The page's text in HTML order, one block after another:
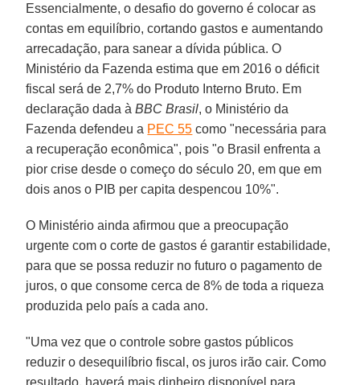
Essencialmente, o desafio do governo é colocar as
contas em equilíbrio, cortando gastos e aumentando
arrecadação, para sanear a dívida pública. O
Ministério da Fazenda estima que em 2016 o déficit
fiscal será de 2,7% do Produto Interno Bruto. Em
declaração dada àBBC Brasil, o Ministério da
Fazenda defendeu a PEC 55 como "necessária para
a recuperação econômica", pois "o Brasil enfrenta a
pior crise desde o começo do século 20, em que em
dois anos o PIB per capita despencou 10%".
O Ministério ainda afirmou que a preocupação
urgente com o corte de gastos é garantir estabilidade,
para que se possa reduzir no futuro o pagamento de
juros, o que consome cerca de 8% de toda a riqueza
produzida pelo país a cada ano.
"Uma vez que o controle sobre gastos públicos
reduzir o desequilíbrio fiscal, os juros irão cair. Como
resultado, haverá mais dinheiro disponível para